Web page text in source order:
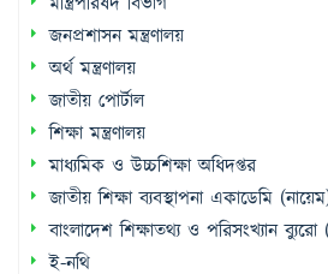
জাতীয় পোর্টাল
শিক্ষা মন্ত্রণালয়
মাধ্যমিক ও উচ্চশিক্ষা অধিদপ্তর
জাতীয় শিক্ষা ব্যবস্থাপনা একাডেমি (নায়েম)
বাংলাদেশ শিক্ষাতথ্য ও পরিসংখ্যান ব্যুরো
ই-নথি
Sidebar Menu